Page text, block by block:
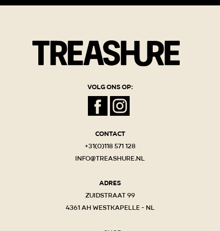
Volg ons op:
Contact
+31(0)118 571 128
info@treashure.nl
Adres
Zuidstraat 99
4361 AH Westkapelle - NL